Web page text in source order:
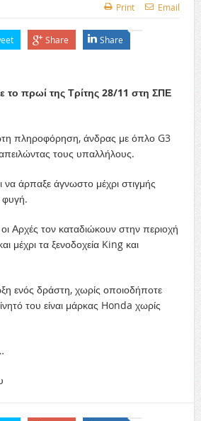
Print Email
Share Share
το πρωί της Τρίτης 28/11 στη ΣΠΕ
πληροφόρηση, άνδρας με όπλο G3
τους υπαλλήλους.
να άρπαξε άγνωστο μέχρι στιγμής
Αρχές τον καταδιώκουν στην περιοχή
μέχρι τα ξενοδοχεία King και
ενός δράστη, χωρίς οποιοδήποτε
του είναι μάρκας Honda χωρίς